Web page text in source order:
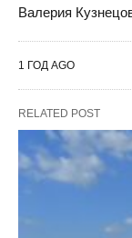
Валерия
1 ГОД AGO
RELATED POST